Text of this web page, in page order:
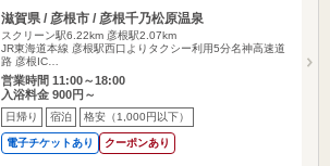
滋賀県 / 彦根市 / 彦根千乃松原温泉
スクリーン駅6.22km 彦根駅2.07km
JR東海道本線 彦根駅西口よりタクシー利用5分名神高速道
路 彦根IC…
営業時間 11:00～18:00
入浴料金 900円～
日帰り 宿泊 格安（1,000円以下）
電子チケットあり クーポンあり